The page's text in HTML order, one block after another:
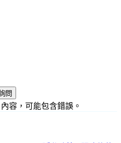
問
容，可能包含錯誤。